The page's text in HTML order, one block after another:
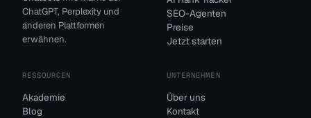
ChatGPT, Perplexity und
anderen Plattformen
erwähnen.
SEO-Agenten
Preise
Jetzt starten
RESSOURCEN
Akademie
Blog
UNTERNEHMEN
Über uns
Kontakt